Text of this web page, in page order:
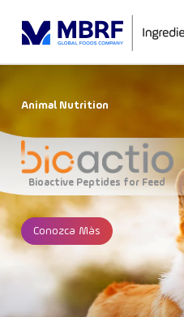
Sobre
Animal
Food
Animal Nutrition
Bioactive Peptides for Feed
Conozca Más